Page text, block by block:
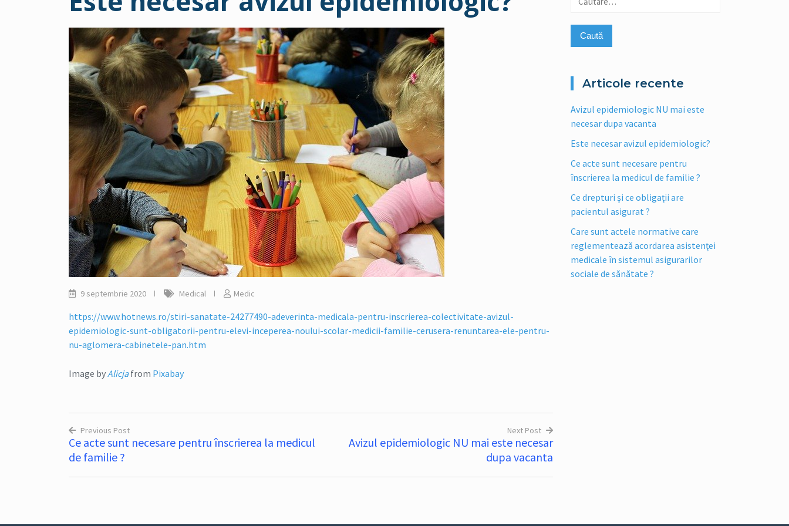
9 septembrie 2020 Medical Medic
https://www.hotnews.ro/stiri-sanatate-24277490-adeverinta-medicala-pentru-inscrierea-colectivitate-avizul-
epidemiologic-sunt-obligatorii-pentru-elevi-inceperea-noului-scolar-medicii-familie-cerusera-renuntarea-ele-pentru-
nu-aglomera-cabinetele-pan.htm
Image byAlicjafrom Pixabay
Navigare
în
Previous Post
Ce acte sunt necesare pentru înscrierea la medicul
de familie ?
Next Post
Avizul epidemiologic NU mai este necesar
dupa vacanta
Articole recente
Avizul epidemiologic NU mai este
necesar dupa vacanta
Este necesar avizul epidemiologic?
Ce acte sunt necesare pentru
înscrierea la medicul de familie ?
Ce drepturi şi ce obligaţii are
pacientul asigurat ?
Care sunt actele normative care
reglementează acordarea asistenţei
medicale în sistemul asigurarilor
sociale de sănătate ?